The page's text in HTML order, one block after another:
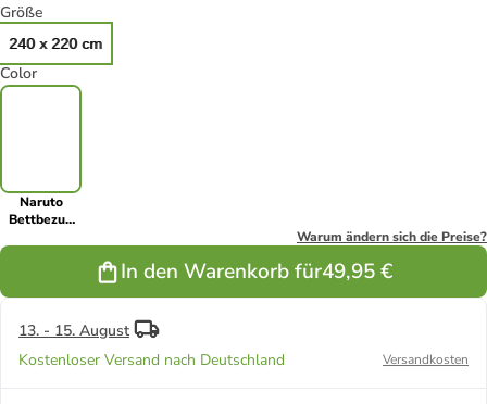
Größe
240 x 220 cm
Color
Naruto
Bettbezug
Kissen 65x65
Schwarz-
Weiß
Warum ändern sich die Preise?
In den Warenkorb für49,95 €
13. - 15. August
Kostenloser Versand nach Deutschland
Versandkosten